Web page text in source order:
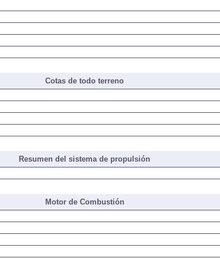
Cotas de todo terreno
Resumen del sistema de propulsión
Motor de Combustión